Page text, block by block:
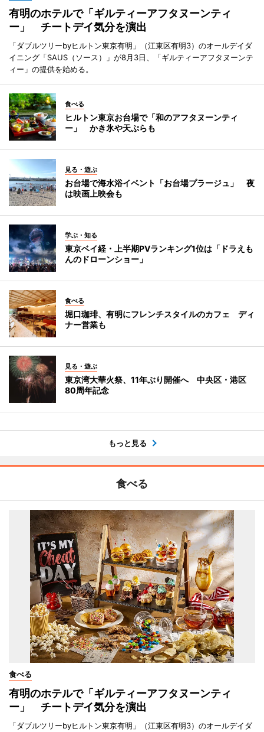
有明のホテルで「ギルティーアフタヌーンティ
ー」 チートデイ気分を演出
「ダブルツリーbyヒルトン東京有明」（江東区有明3）のオールデイダ
イニング「SAUS（ソース）」が8月3日、「ギルティーアフタヌーンテ
ィー」の提供を始める。
食べる
ヒルトン東京お台場で「和のアフタヌーンティ
ー」 かき氷や天ぷらも
見る・遊ぶ
お台場で海水浴イベント「お台場プラージュ」 夜
は映画上映会も
学ぶ・知る
東京ベイ経・上半期PVランキング1位は「ドラえも
んのドローンショー」
食べる
堀口珈琲、有明にフレンチスタイルのカフェ ディ
ナー営業も
見る・遊ぶ
東京湾大華火祭、11年ぶり開催へ 中央区・港区
80周年記念
もっと見る
食べる
食べる
有明のホテルで「ギルティーアフタヌーンティ
ー」 チートデイ気分を演出
「ダブルツリーbyヒルトン東京有明」（江東区有明3）のオールデイダ